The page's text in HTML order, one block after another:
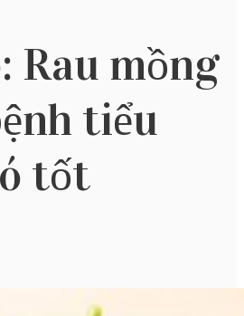
Rau mồng
tiểu
tốt